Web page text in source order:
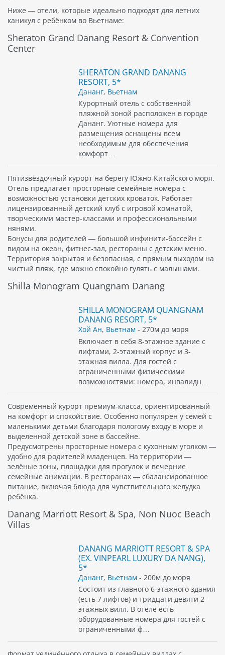
Ниже — отели, которые идеально подходят для летних
каникул с ребёнком во Вьетнаме:
Sheraton Grand Danang Resort & Convention
Center
SHERATON GRAND DANANG
RESORT, 5*
Дананг, Вьетнам
Курортный отель с собственной
пляжной зоной расположен в городе
Дананг. Уютные номера для
размещения оснащены всем
необходимым для обеспечения
комфорт…
Пятизвёздочный курорт на берегу Южно-Китайского моря.
Отель предлагает просторные семейные номера с
возможностью установки детских кроваток. Работает
лицензированный детский клуб с игровой комнатой,
творческими мастер-классами и профессиональными
нянями.
Бонусы для родителей — большой инфинити-бассейн с
видом на океан, фитнес-зал, рестораны с детским меню.
Территория закрытая и безопасная, с прямым выходом на
чистый пляж, где можно спокойно гулять с малышами.
Shilla Monogram Quangnam Danang
SHILLA MONOGRAM QUANGNAM
DANANG RESORT, 5*
Хой Ан, Вьетнам - 270м до моря
Включает в себя 8-этажное здание с
лифтами, 2-этажный корпус и 3-
этажная вилла. Для гостей с
ограниченными физическими
возможностями: номера, инвалидн…
Современный курорт премиум-класса, ориентированный
на комфорт и спокойствие. Особенно популярен у семей с
маленькими детьми благодаря пологому входу в море и
выделенной детской зоне в бассейне.
Предусмотрены просторные номера с кухонным уголком —
удобно для родителей младенцев. На территории —
зелёные зоны, площадки для прогулок и вечерние
семейные анимации. В ресторанах — сбалансированное
питание, включая блюда для чувствительного желудка
ребёнка.
Danang Marriott Resort & Spa, Non Nuoc Beach
Villas
DANANG MARRIOTT RESORT & SPA
(EX. VINPEARL LUXURY DA NANG),
5*
Дананг, Вьетнам - 200м до моря
Состоит из главного 6-этажного здания
(есть 7 лифтов) и тридцати девяти 2-
этажных вилл. В отеле есть
оборудованные номера для гостей с
ограниченными ф…